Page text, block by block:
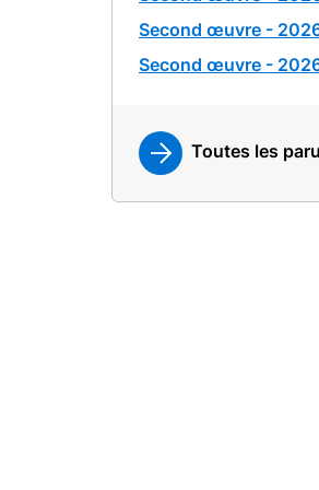
Second œuvre -
Second œuvre -
Toutes les